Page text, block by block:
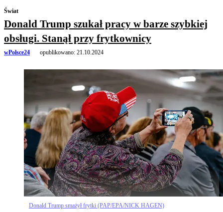
Świat
Donald Trump szukał pracy w barze szybkiej
obsługi. Stanął przy frytkownicy
wPolsce24 opublikowano: 21.10.2024
Donald Trump smażył frytki (PAP/EPA/NICK HAGEN)